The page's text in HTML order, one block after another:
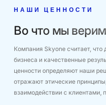
НАШИ ЦЕННОСТИ
Во что мы верим
Компания Skyone считает, что
бизнеса и качественные
ценности определяют наши
отражают этические
взаимодействии с клиентами,